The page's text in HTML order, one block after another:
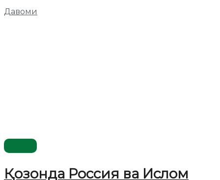
Давоми
Қозонда Россия ва Ислом